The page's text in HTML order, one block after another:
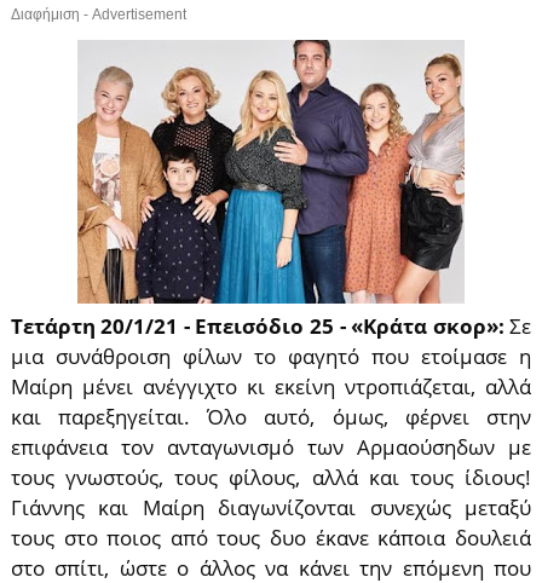
Διαφήμιση - Advertisement
Τετάρτη 20/1/21 - Επεισόδιο 25 - «Κράτα σκορ»: Σε
μια συνάθροιση φίλων το φαγητό που ετοίμασε η
Μαίρη μένει ανέγγιχτο κι εκείνη ντροπιάζεται, αλλά
και παρεξηγείται. Όλο αυτό, όμως, φέρνει στην
επιφάνεια τον ανταγωνισμό των Αρμαούσηδων με
τους γνωστούς, τους φίλους, αλλά και τους ίδιους!
Γιάννης και Μαίρη διαγωνίζονται συνεχώς μεταξύ
τους στο ποιος από τους δυο έκανε κάποια δουλειά
στο σπίτι, ώστε ο άλλος να κάνει την επόμενη που